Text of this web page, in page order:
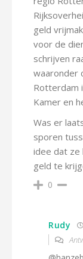
geld
voor de
schrijven
waaronder
Rotterdam
Kamer en
Was er
sporen
idee dat ze
geld te
0
Rudy